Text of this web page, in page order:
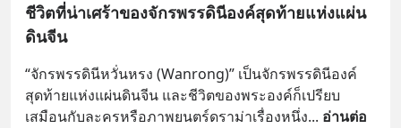
ชีวิตที่น่าเศร้าของจักรพรรดินีองค์สุดท้ายแห่งแผ่น
ดินจีน
“จักรพรรดินีหวั่นหรง (Wanrong)” เป็นจักรพรรดินีองค์
สุดท้ายแห่งแผ่นดินจีน และชีวิตของพระองค์ก็เปรียบ
เสมือนกับละครหรือภาพยนตร์ดราม่าเรื่องหนึ่ง... อ่านต่อ